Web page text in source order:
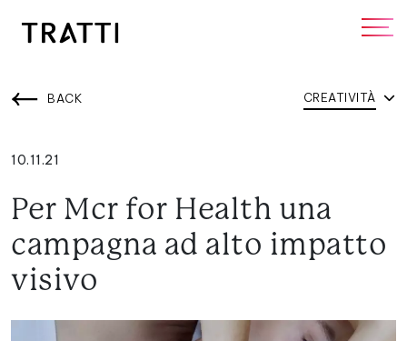
BACK CREATIVITÀ
10.11.21
Per Mcr for Health una
campagna ad alto impatto
visivo